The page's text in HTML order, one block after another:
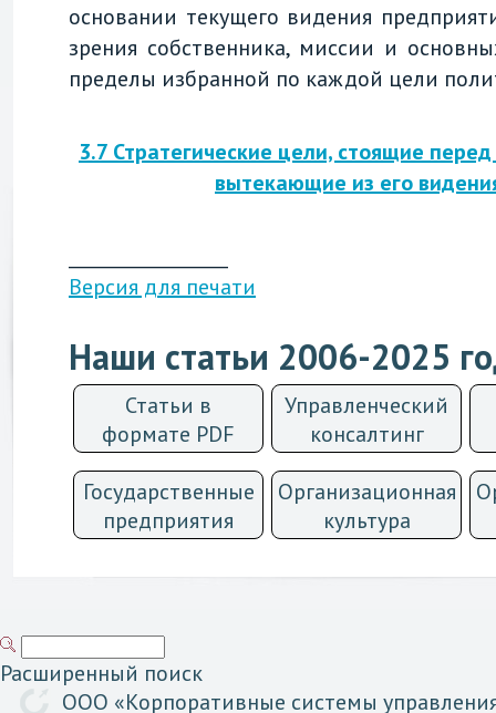
основании текущего видения
зрения собственника, миссии и
пределы избранной по каждой цели
3.7 Стратегические цели, стоящие
вытекающие из его
Версия для печати
Наши статьи 2006-2025
Статьи в
формате PDF
Управленческий
консалтинг
Государственные
предприятия
Организационная
культурa
Расширенный поиск
ООО «Корпоративные системы